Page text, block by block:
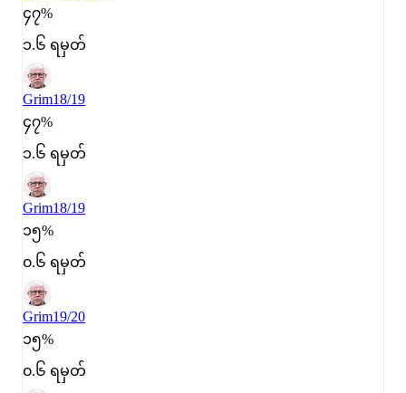
၄၇%
၁.၆ ရမှတ်
Grim18/19
၄၇%
၁.၆ ရမှတ်
Grim18/19
၁၅%
၀.၆ ရမှတ်
Grim19/20
၁၅%
၀.၆ ရမှတ်